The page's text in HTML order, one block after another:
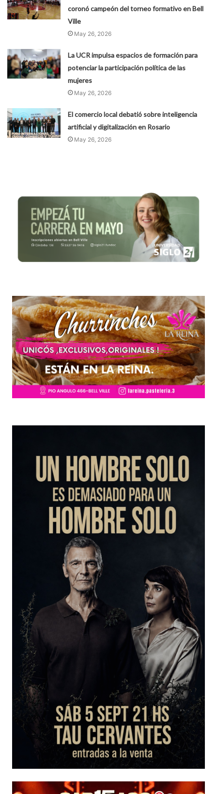
coronó campeón del torneo formativo en Bell
Ville
May 26, 2026
La UCR impulsa espacios de formación para
potenciar la participación política de las
mujeres
May 26, 2026
El comercio local debatió sobre inteligencia
artificial y digitalización en Rosario
May 26, 2026